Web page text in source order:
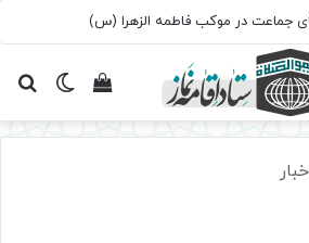
جماعت در موکب فاطمه الزهرا (س)
تغییرمشاهده